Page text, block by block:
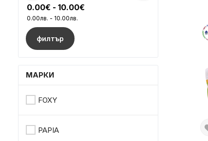
филтър
МАРКИ
FOXY
PAPIA